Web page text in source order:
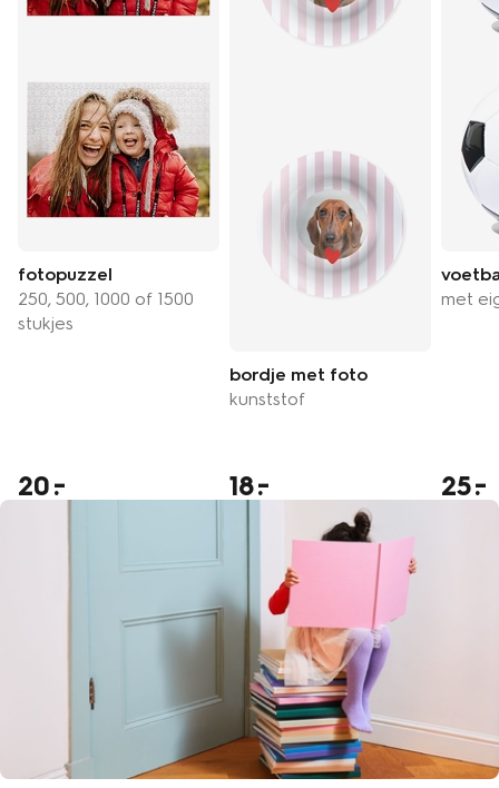
fotopuzzel
250, 500, 1000 of 1500
stukjes
20
bordje met foto
kunststof
18
met
25